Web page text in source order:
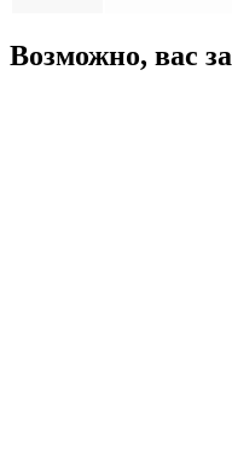
Возможно, вас